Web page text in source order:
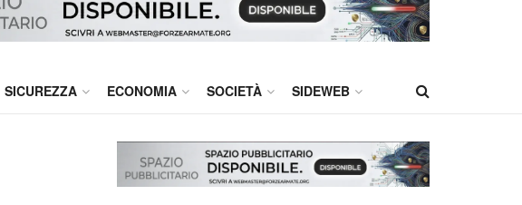
SICUREZZA ECONOMIA SOCIETÀ SIDEWEB